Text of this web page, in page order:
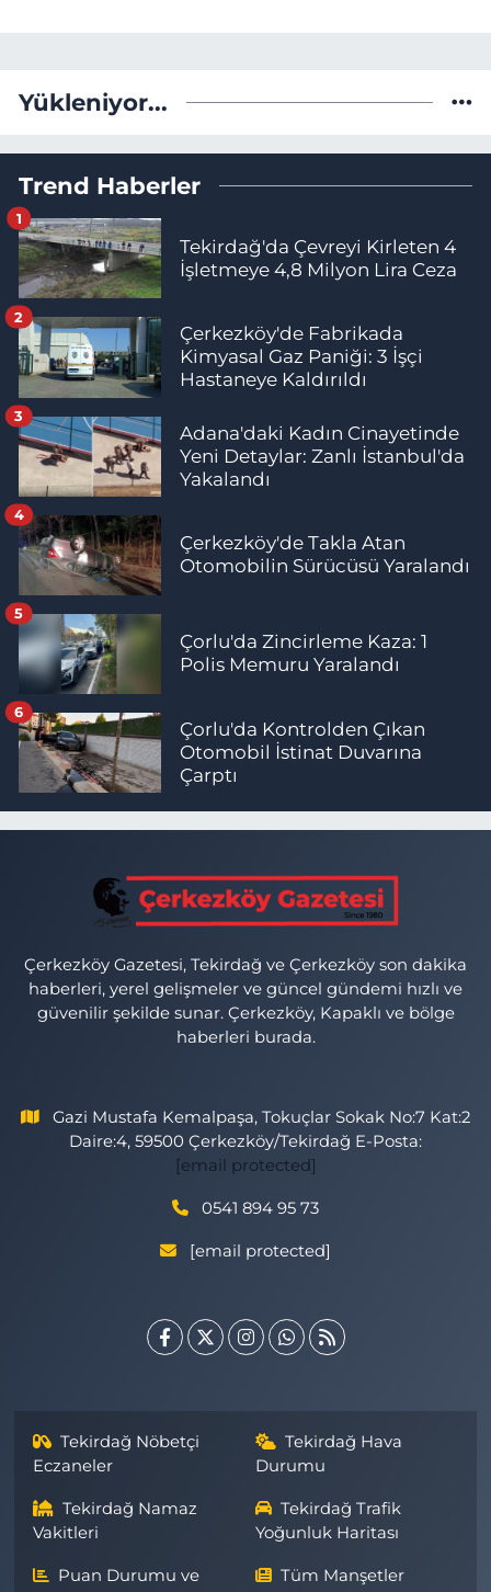
Yükleniyor...
Trend Haberler
Tekirdağ'da Çevreyi Kirleten 4
İşletmeye 4,8 Milyon Lira Ceza
1
Çerkezköy'de Fabrikada
Kimyasal Gaz Paniği: 3 İşçi
Hastaneye Kaldırıldı
2
Adana'daki Kadın Cinayetinde
Yeni Detaylar: Zanlı İstanbul'da
Yakalandı
3
Çerkezköy'de Takla Atan
Otomobilin Sürücüsü Yaralandı
4
Çorlu'da Zincirleme Kaza: 1
Polis Memuru Yaralandı
5
Çorlu'da Kontrolden Çıkan
Otomobil İstinat Duvarına
Çarptı
6
Çerkezköy Gazetesi, Tekirdağ ve Çerkezköy son dakika
haberleri, yerel gelişmeler ve güncel gündemi hızlı ve
güvenilir şekilde sunar. Çerkezköy, Kapaklı ve bölge
haberleri burada.
Gazi Mustafa Kemalpaşa, Tokuçlar Sokak No:7 Kat:2
Daire:4, 59500 Çerkezköy/Tekirdağ E-Posta:
[email protected]
0541 894 95 73
[email protected]
Tekirdağ Nöbetçi
Eczaneler
Tekirdağ Hava
Durumu
Tekirdağ Namaz
Vakitleri
Tekirdağ Trafik
Yoğunluk Haritası
Puan Durumu ve
Tüm Manşetler